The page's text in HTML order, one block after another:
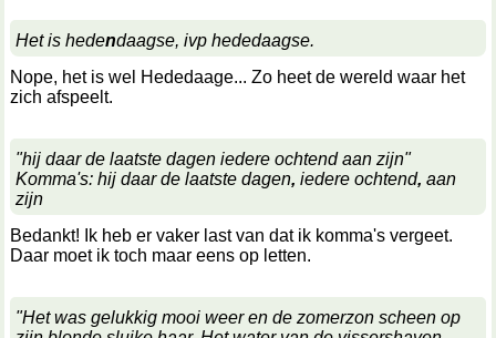
Het is hedendaagse, ivp hededaagse.
Nope, het is wel Hededaage... Zo heet de wereld waar het
zich afspeelt.
"hij daar de laatste dagen iedere ochtend aan zijn"
Komma's: hij daar de laatste dagen, iedere ochtend, aan
zijn
Bedankt! Ik heb er vaker last van dat ik komma's vergeet.
Daar moet ik toch maar eens op letten.
"Het was gelukkig mooi weer en de zomerzon scheen op